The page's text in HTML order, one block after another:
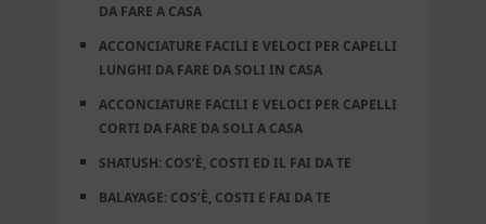
DA FARE A CASA
ACCONCIATURE FACILI E VELOCI PER CAPELLI
LUNGHI DA FARE DA SOLI IN CASA
ACCONCIATURE FACILI E VELOCI PER CAPELLI
CORTI DA FARE DA SOLI A CASA
SHATUSH: COS’È, COSTI ED IL FAI DA TE
BALAYAGE: COS’È, COSTI E FAI DA TE